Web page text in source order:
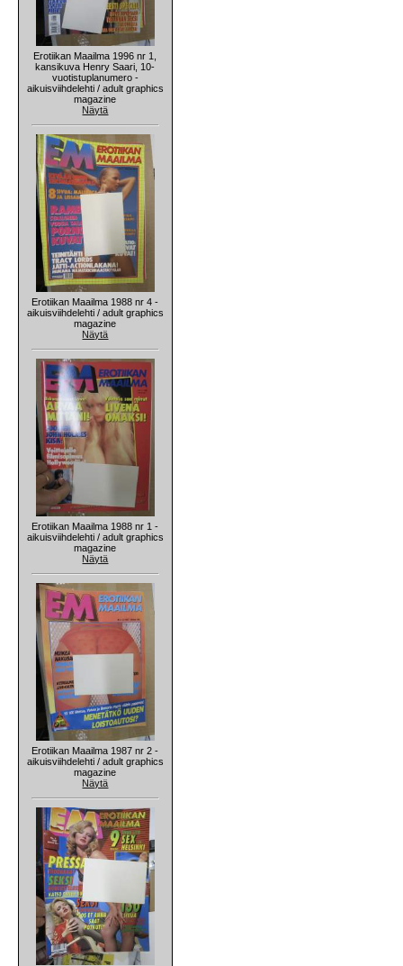
Erotiikan Maailma 1996 nr 1,
kansikuva Henry Saari, 10-
vuotistuplanumero -
aikuisviihdelehti / adult graphics
magazine
Näytä
Erotiikan Maailma 1988 nr 4 -
aikuisviihdelehti / adult graphics
magazine
Näytä
Erotiikan Maailma 1988 nr 1 -
aikuisviihdelehti / adult graphics
magazine
Näytä
Erotiikan Maailma 1987 nr 2 -
aikuisviihdelehti / adult graphics
magazine
Näytä